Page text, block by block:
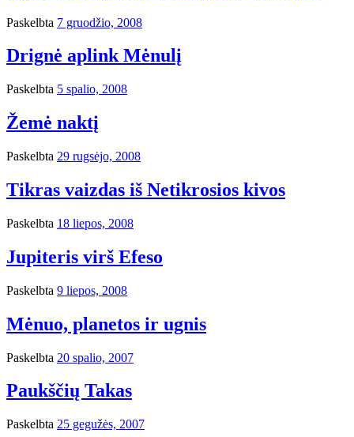
Paskelbta 7 gruodžio, 2008
Drignė aplink Mėnulį
Paskelbta 5 spalio, 2008
Žemė naktį
Paskelbta 29 rugsėjo, 2008
Tikras vaizdas iš Netikrosios kivos
Paskelbta 18 liepos, 2008
Jupiteris virš Efeso
Paskelbta 9 liepos, 2008
Mėnuo, planetos ir ugnis
Paskelbta 20 spalio, 2007
Paukščių Takas
Paskelbta 25 gegužės, 2007